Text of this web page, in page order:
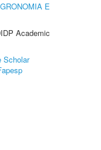
E
Academic
Scholar